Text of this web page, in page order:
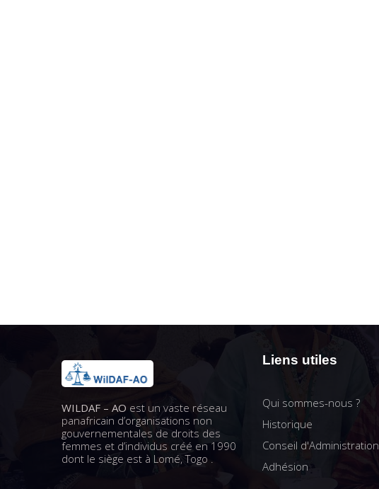
WILDAF – AO est un vaste réseau
panafricain d’organisations non
gouvernementales de droits des
femmes et d’individus créé en 1990
dont le siège est à Lomé, Togo .
Liens utiles
Qui sommes-nous ?
Historique
Conseil d'Administration
Adhésion